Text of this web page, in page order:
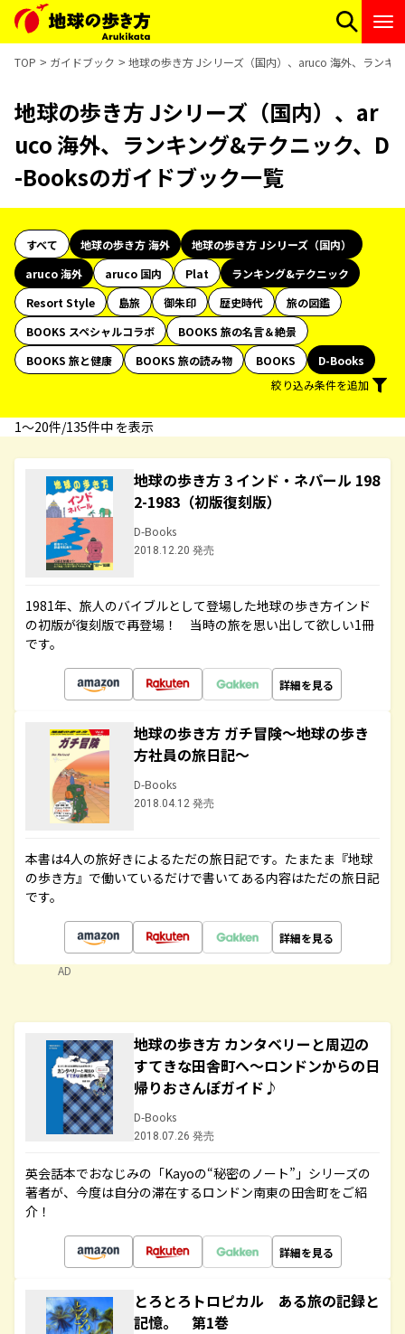
TOP ガイドブック 地球の歩き方 Jシリーズ（国内）、aruco 海外、ランキ
地球の歩き方 Jシリーズ（国内）、ar
uco 海外、ランキング&テクニック、D
-Booksのガイドブック一覧
すべて 地球の歩き方 海外
地球の歩き方 Jシリーズ（国内）
aruco 海外
aruco 国内 Plat
ランキング&テクニック
Resort Style
島旅 御朱印 歴史時代
旅の図鑑
BOOKS スペシャルコラボ
BOOKS 旅の名言＆絶景
BOOKS 旅と健康
BOOKS 旅の読み物 BOOKS
D-Books
絞り込み条件を追加
1〜20件/135件中 を表示
地球の歩き方 3 インド・ネパール 198
2-1983（初版復刻版）
D-Books
2018.12.20 発売
1981年、旅人のバイブルとして登場した地球の歩き方インド
の初版が復刻版で再登場！ 当時の旅を思い出して欲しい1冊
です。
詳細を見る
地球の歩き方 ガチ冒険～地球の歩き
方社員の旅日記～
D-Books
2018.04.12 発売
本書は4人の旅好きによるただの旅日記です。たまたま『地球
の歩き方』で働いているだけで書いてある内容はただの旅日記
です。
詳細を見る
AD
地球の歩き方 カンタベリーと周辺の
すてきな田舎町へ～ロンドンからの日
帰りおさんぽガイド♪
D-Books
2018.07.26 発売
英会話本でおなじみの「Kayoの“秘密のノート”」シリーズの
著者が、今度は自分の滞在するロンドン南東の田舎町をご紹
介！
詳細を見る
とろとろトロピカル ある旅の記録と
記憶。 第1巻